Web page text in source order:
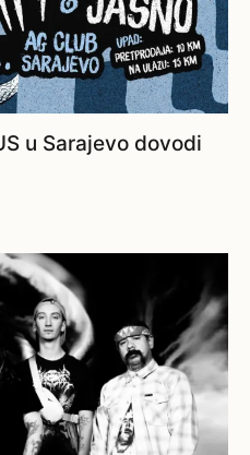
u Sarajevo dovodi